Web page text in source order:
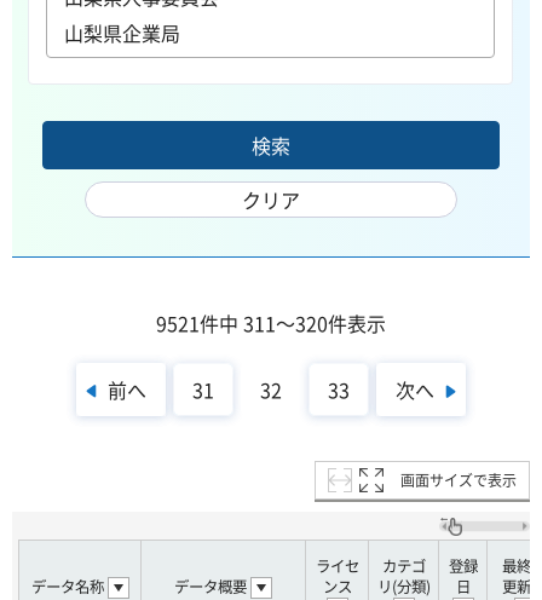
9521件中 311～320件表示
前へ 31 32 33 次へ
画面サイズで表示
データ名称 データ概要
ライセ
ンス
カテゴ
リ(分類)
登録
日
最終
更新